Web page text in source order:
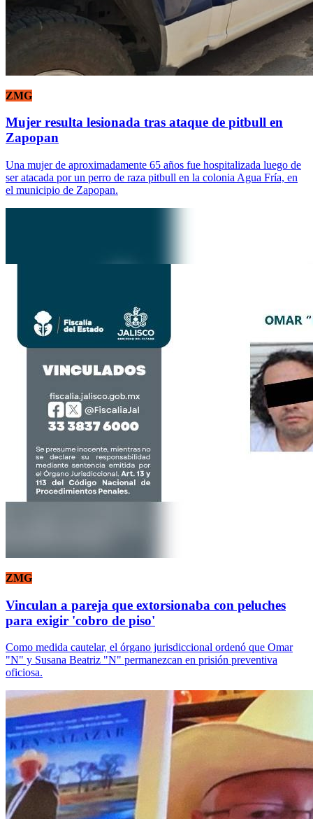
ZMG
Mujer resulta lesionada tras ataque de pitbull en
Zapopan
Una mujer de aproximadamente 65 años fue hospitalizada luego de
ser atacada por un perro de raza pitbull en la colonia Agua Fría, en
el municipio de Zapopan.
ZMG
Vinculan a pareja que extorsionaba con peluches
para exigir 'cobro de piso'
Como medida cautelar, el órgano jurisdiccional ordenó que Omar
"N" y Susana Beatriz "N" permanezcan en prisión preventiva
oficiosa.